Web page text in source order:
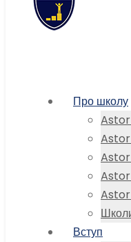
Про школу
Astor
Astor
Astor
Astor
Astor
Вступ